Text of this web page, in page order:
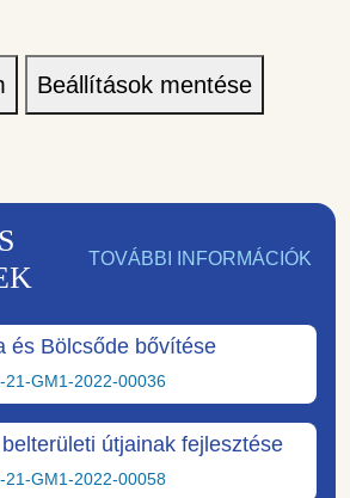
Beállítások mentése
TOVÁBBI INFORMÁCIÓK
és Bölcsőde bővítése
21-GM1-2022-00036
útjainak fejlesztése
21-GM1-2022-00058